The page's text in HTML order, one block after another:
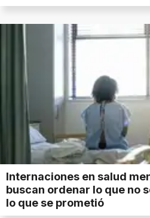
Internaciones en salud
buscan ordenar lo que no
lo que se prometió